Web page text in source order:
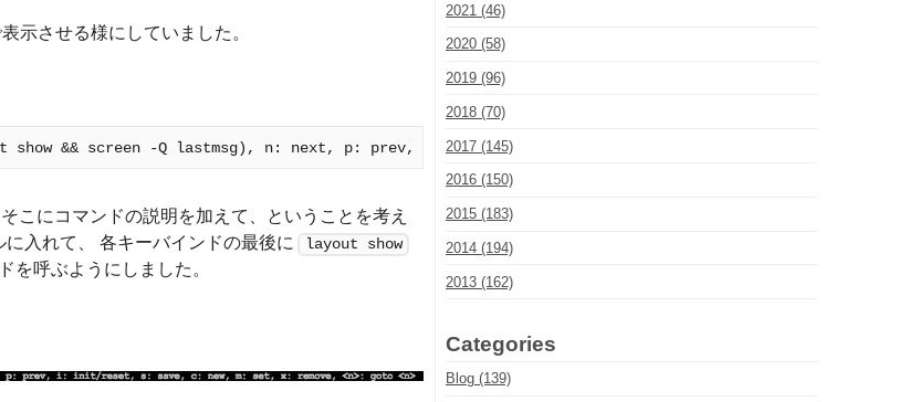
示させる様にしていました。
こにコマンドの説明を加えて、ということを考え
に入れて、 各キーバインドの最後に layout show
を呼ぶようにしました。
2021 (46)
2020 (58)
2019 (96)
2018 (70)
2017 (145)
2016 (150)
2015 (183)
2014 (194)
2013 (162)
Categories
Blog (139)